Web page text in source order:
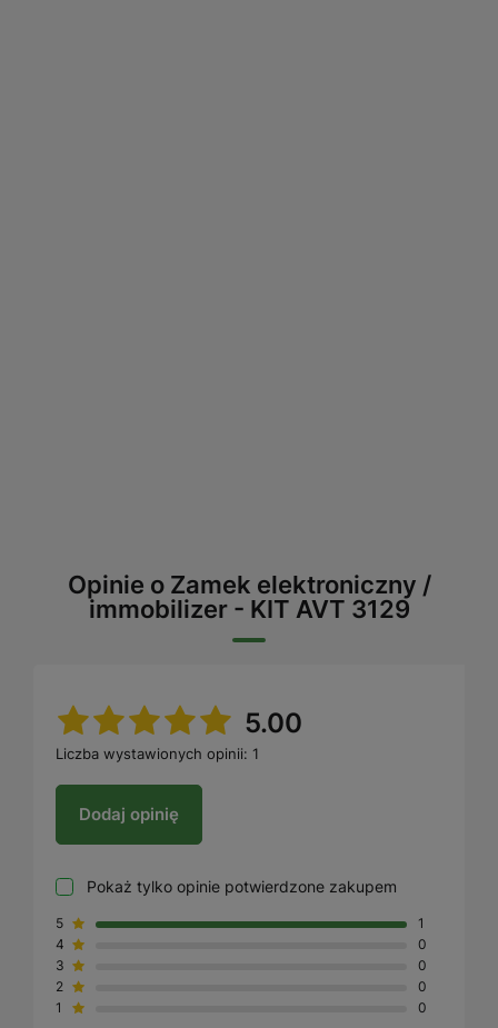
Opinie o Zamek elektroniczny /
immobilizer - KIT AVT 3129
5.00
Liczba wystawionych opinii: 1
Dodaj opinię
Pokaż tylko opinie potwierdzone zakupem
5
1
4
0
3
0
2
0
1
0